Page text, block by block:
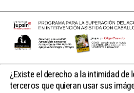
¿Existe el derecho a la intimidad
terceros que quieran usar sus